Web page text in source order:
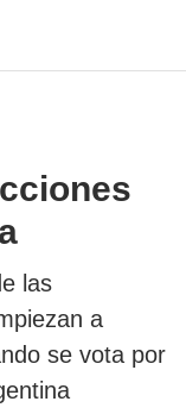
las
a
se vota por